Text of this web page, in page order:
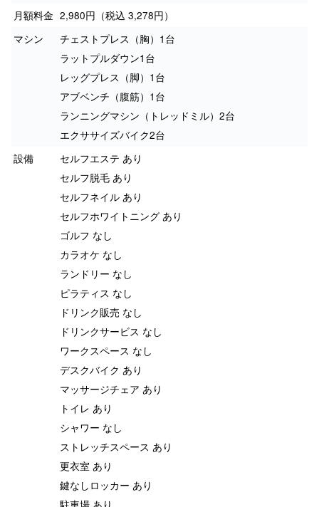
月額料金 2,980円（税込 3,278円）
マシン
チェストプレス（胸）1台
ラットプルダウン1台
レッグプレス（脚）1台
アブベンチ（腹筋）1台
ランニングマシン（トレッドミル）2台
エクササイズバイク2台
設備
セルフエステ あり
セルフ脱毛 あり
セルフネイル あり
セルフホワイトニング あり
ゴルフ なし
カラオケ なし
ランドリー なし
ピラティス なし
ドリンク販売 なし
ドリンクサービス なし
ワークスペース なし
デスクバイク あり
マッサージチェア あり
トイレ あり
シャワー なし
ストレッチスペース あり
更衣室 あり
鍵なしロッカー あり